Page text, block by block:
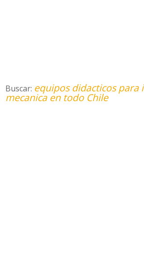
Buscar: equipos didacticos para
mecanica en todo Chile